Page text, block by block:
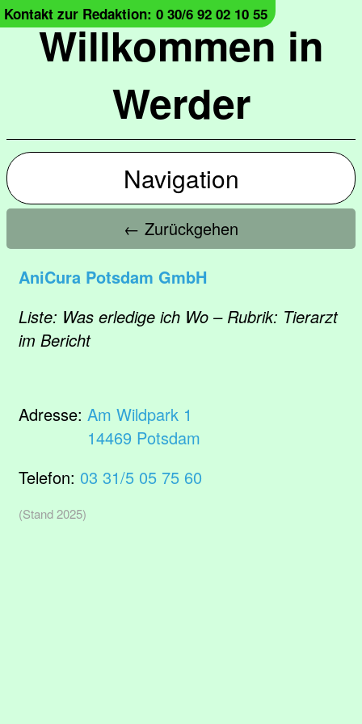
Willkommen in
Werder
Kontakt zur Redaktion: 0 30/6 92 02 10 55
Navigation
← Zurückgehen
AniCura Potsdam GmbH
Liste: Was erledige ich Wo – Rubrik: Tierarzt
im Bericht
Adresse: Am Wildpark 1
14469 Potsdam
Telefon: 03 31/5 05 75 60
(Stand 2025)